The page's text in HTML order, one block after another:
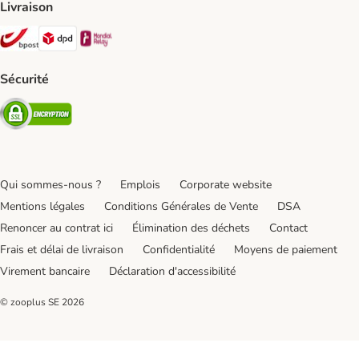
Livraison
Bpost Shipping Method
DPD Shipping Method
Sécurité
Security
Qui sommes-nous ? Emplois
Corporate website
Mentions légales
Conditions Générales de Vente
DSA
Renoncer au contrat ici
Élimination des déchets
Contact
Frais et délai de livraison
Confidentialité
Moyens de paiement
Virement bancaire
Déclaration d'accessibilité
© zooplus SE 2026